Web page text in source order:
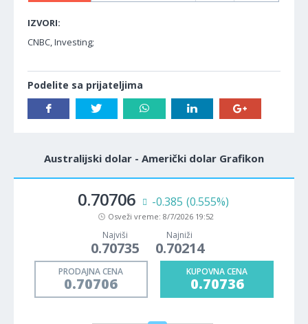
IZVORI:
CNBC, Investing;
Podelite sa prijateljima
Australijski dolar - Američki dolar Grafikon
0.70706 -0.385 (0.555%)
Osveži vreme: 8/7/2026 19:52
Najviši
0.70735
Najniži
0.70214
PRODAJNA CENA
0.70706
KUPOVNA CENA
0.70736